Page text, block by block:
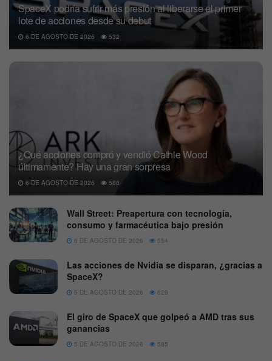
SpaceX podría sufrir más presión al liberarse el primer
lote de acciones desde su debut
6 DE AGOSTO DE 2026 532
¿Qué acciones compró y vendió Cathie Wood
últimamente? Hay una gran sorpresa
6 DE AGOSTO DE 2026 588
Wall Street: Preapertura con tecnología,
consumo y farmacéutica bajo presión
6 DE AGOSTO DE 2026 554
Las acciones de Nvidia se disparan, ¿gracias a
SpaceX?
5 DE AGOSTO DE 2026 629
El giro de SpaceX que golpeó a AMD tras sus
ganancias
5 DE AGOSTO DE 2026 585